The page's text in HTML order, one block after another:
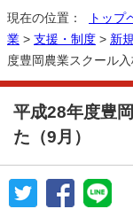
現在の位置： トップ
業 > 支援・制度 > 新
度豊岡農業スクール
平成28年度豊
た（9月）